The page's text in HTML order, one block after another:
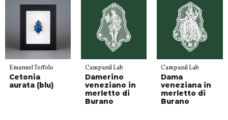
Emanuel Toffolo
Cetonia
aurata (blu)
Campanil Lab
Damerino
veneziano in
merletto di
Burano
Campanil Lab
Dama
veneziana in
merletto di
Burano